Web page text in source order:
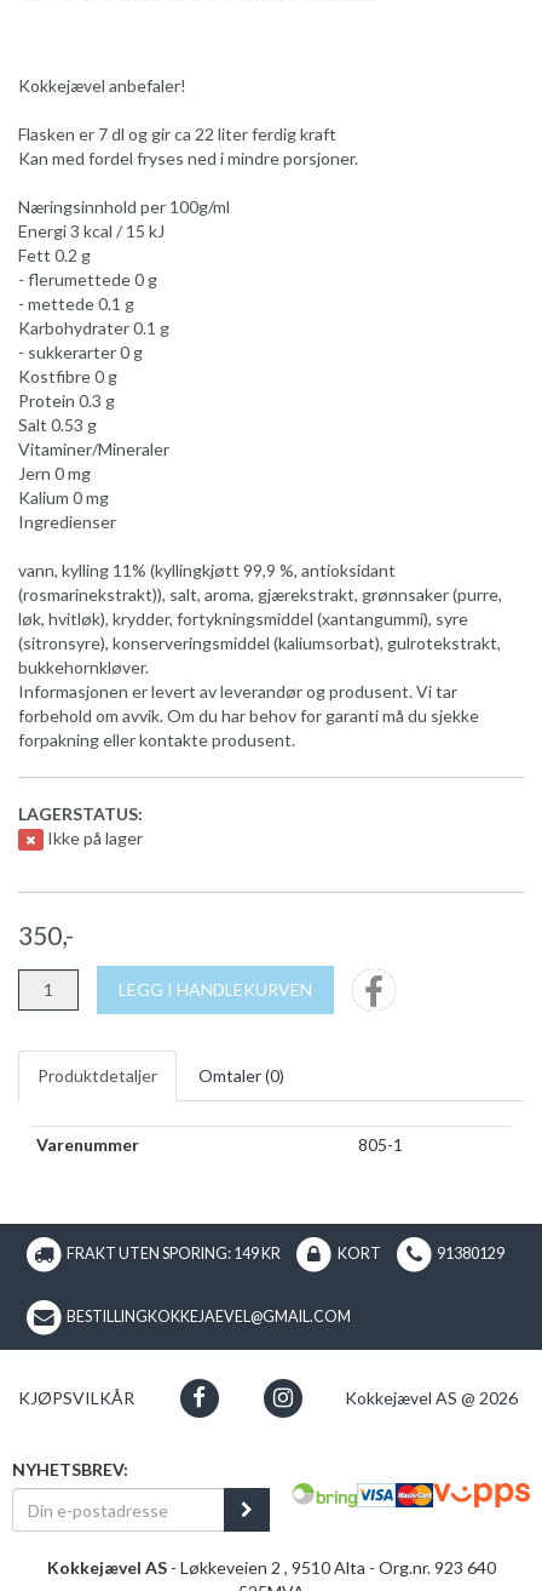
Kokkejævel anbefaler!
Flasken er 7 dl og gir ca 22 liter ferdig kraft
Kan med fordel fryses ned i mindre porsjoner.
Næringsinnhold per 100g/ml
Energi 3 kcal / 15 kJ
Fett 0.2 g
- flerumettede 0 g
- mettede 0.1 g
Karbohydrater 0.1 g
- sukkerarter 0 g
Kostfibre 0 g
Protein 0.3 g
Salt 0.53 g
Vitaminer/Mineraler
Jern 0 mg
Kalium 0 mg
Ingredienser
vann, kylling 11% (kyllingkjøtt 99,9 %, antioksidant
(rosmarinekstrakt)), salt, aroma, gjærekstrakt, grønnsaker (purre,
løk, hvitløk), krydder, fortykningsmiddel (xantangummi), syre
(sitronsyre), konserveringsmiddel (kaliumsorbat), gulrotekstrakt,
bukkehornkløver.
Informasjonen er levert av leverandør og produsent. Vi tar
forbehold om avvik. Om du har behov for garanti må du sjekke
forpakning eller kontakte produsent.
LAGERSTATUS:
Ikke på lager
350,-
LEGG I HANDLEKURVEN
Produktdetaljer Omtaler (0)
Varenummer 805-1
FRAKT UTEN SPORING: 149 KR KORT 91380129
BESTILLINGKOKKEJAEVEL@GMAIL.COM
KJØPSVILKÅR Kokkejævel AS @ 2026
NYHETSBREV:
Kokkejævel AS- Løkkeveien 2 , 9510 Alta - Org.nr. 923 640